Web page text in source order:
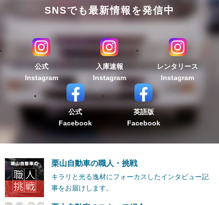
SNSでも最新情報を発信中
公式
Instagram
入庫速報
Instagram
レンタリース
Instagram
公式
Facebook
英語版
Facebook
栗山自動車の職人・挑戦
キラリと光る逸材にフォーカスしたインタビュー記
事をお届けします。